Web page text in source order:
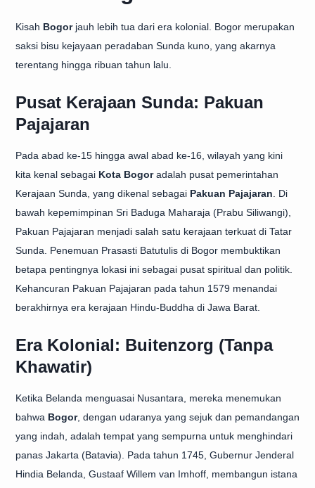
Kisah Bogorjauh lebih tua dari era kolonial. Bogor merupakan
saksi bisu kejayaan peradaban Sunda kuno, yang akarnya
terentang hingga ribuan tahun lalu.
Pusat Kerajaan Sunda: Pakuan
Pajajaran
Pada abad ke-15 hingga awal abad ke-16, wilayah yang kini
kita kenal sebagai Kota Bogoradalah pusat pemerintahan
Kerajaan Sunda, yang dikenal sebagai Pakuan Pajajaran . Di
bawah kepemimpinan Sri Baduga Maharaja (Prabu Siliwangi),
Pakuan Pajajaran menjadi salah satu kerajaan terkuat di Tatar
Sunda. Penemuan Prasasti Batutulis di Bogor membuktikan
betapa pentingnya lokasi ini sebagai pusat spiritual dan politik.
Kehancuran Pakuan Pajajaran pada tahun 1579 menandai
berakhirnya era kerajaan Hindu-Buddha di Jawa Barat.
Era Kolonial: Buitenzorg (Tanpa
Khawatir)
Ketika Belanda menguasai Nusantara, mereka menemukan
bahwa Bogor, dengan udaranya yang sejuk dan pemandangan
yang indah, adalah tempat yang sempurna untuk menghindari
panas Jakarta (Batavia). Pada tahun 1745, Gubernur Jenderal
Hindia Belanda, Gustaaf Willem van Imhoff, membangun istana